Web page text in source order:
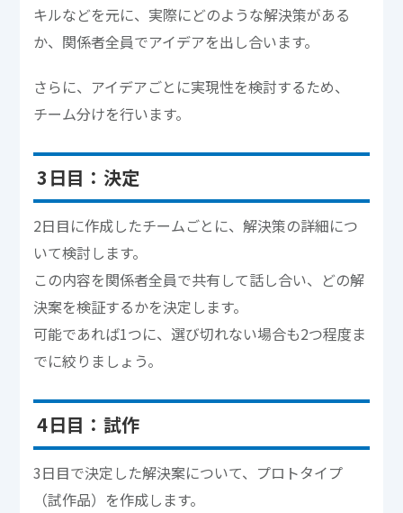
キルなどを元に、実際にどのような解決策がある
か、関係者全員でアイデアを出し合います。
さらに、アイデアごとに実現性を検討するため、
チーム分けを行います。
3日目：決定
2日目に作成したチームごとに、解決策の詳細につ
いて検討します。
この内容を関係者全員で共有して話し合い、どの解
決案を検証するかを決定します。
可能であれば1つに、選び切れない場合も2つ程度ま
でに絞りましょう。
4日目：試作
3日目で決定した解決案について、プロトタイプ
（試作品）を作成します。